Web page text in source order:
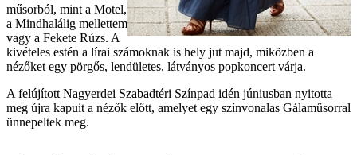
műsorból, mint a Motel,
a Mindhalálig mellettem
vagy a Fekete Rúzs. A
kivételes estén a lírai számoknak is hely jut majd, miközben a
nézőket egy pörgős, lendületes, látványos popkoncert várja.
A felújított Nagyerdei Szabadtéri Színpad idén júniusban nyitotta
meg újra kapuit a nézők előtt, amelyet egy színvonalas Gálaműsorral
ünnepeltek meg.